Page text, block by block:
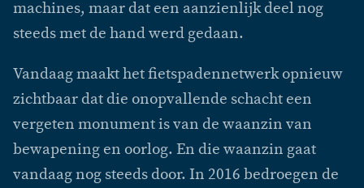
machines, maar dat een aanzienlijk deel nog
steeds met de hand werd gedaan.
Vandaag maakt het fietspadennetwerk opnieuw
zichtbaar dat die onopvallende schacht een
vergeten monument is van de waanzin van
bewapening en oorlog. En die waanzin gaat
vandaag nog steeds door. In 2016 bedroegen de